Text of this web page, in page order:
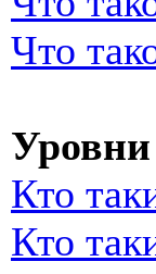
Что
Уровни
Кто
Кто